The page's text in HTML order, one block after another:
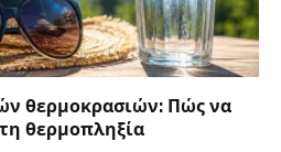
θερμοκρασιών: Πώς να
θερμοπληξία